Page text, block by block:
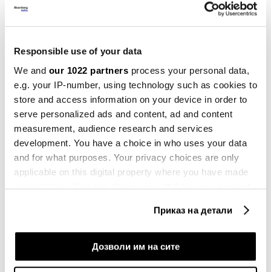
Responsible use of your data
We and our 1022 partners process your personal data,
e.g. your IP-number, using technology such as cookies to
store and access information on your device in order to
serve personalized ads and content, ad and content
measurement, audience research and services
development. You have a choice in who uses your data
and for what purposes. Your privacy choices are only
applicable on this digital property where you have made
your choices. You can change or withdraw your consent
If you allow, we would also like to:
Collect information about your geographical
Приказ на детали
Дозволи им на сите
на вештачката интелигенција во здравството,
комплицирање на работите, Мускат поднесе
оставка на почетокот на 2020 година, откако
неговите помошници беа поврзани со
автомобилот-бомба во која загина истражувачка
новинарка. Абела ја презеде функцијата премиер
по него и оттогаш за двојно ја прошири
прегратката за вештачката интелигенција во
земјата.
владата. Како одговор на построгите регулативи за
вештачка интелигенција на Европската Унија,
Малта планира да воведе конкретни мерки за
справување со преместувањето на работните